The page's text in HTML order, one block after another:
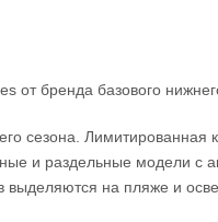
от бренда базового
сезона. Лимитированная
и раздельные модели с
выделяются на пляже и